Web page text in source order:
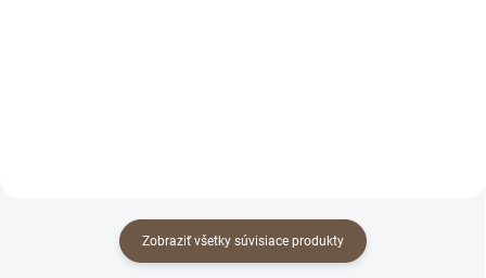
Zobraziť všetky súvisiace produkty